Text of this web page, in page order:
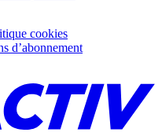
cookies
d’abonnement